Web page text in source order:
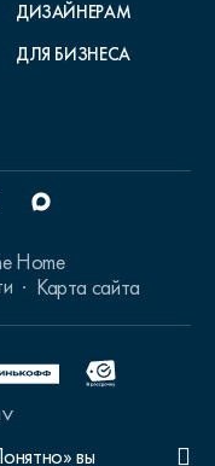
вы
ДИЗАЙНЕРАМ
ДЛЯ БИЗНЕСА
Home
Карта сайта